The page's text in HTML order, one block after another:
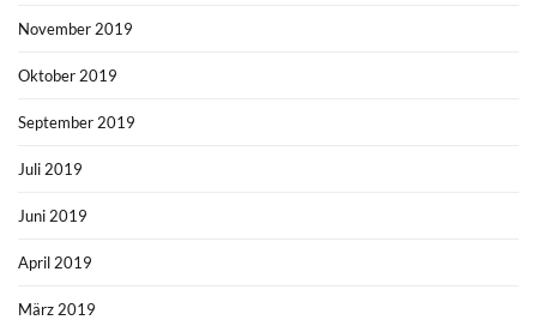
November 2019
Oktober 2019
September 2019
Juli 2019
Juni 2019
April 2019
März 2019